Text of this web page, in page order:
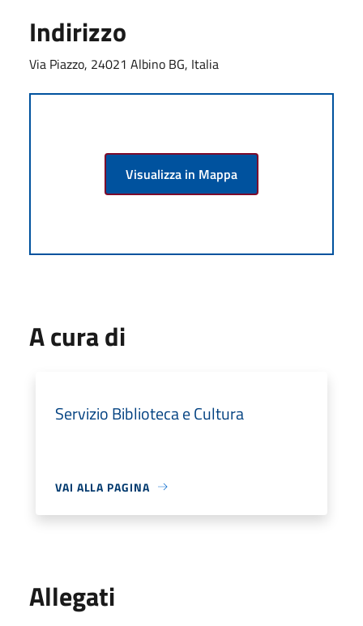
Indirizzo
Via Piazzo, 24021 Albino BG, Italia
Visualizza in Mappa
A cura di
Servizio Biblioteca e Cultura
VAI ALLA PAGINA
Allegati